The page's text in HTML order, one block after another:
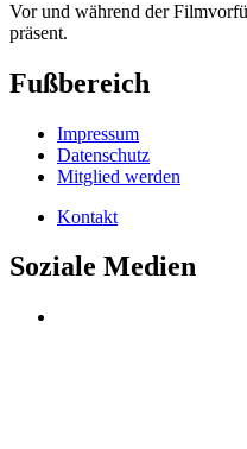
Vor und während der
präsent.
Fußbereich
Impressum
Datenschutz
Mitglied werden
Kontakt
Soziale Medien